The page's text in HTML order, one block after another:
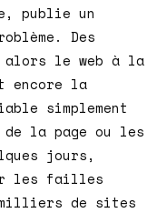
publie un
Des
alors le web à la
encore la
simplement
la page ou les
jours,
les failles
de sites